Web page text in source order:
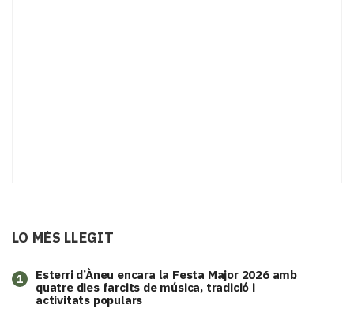
LO MÉS LLEGIT
1
Esterri d’Àneu encara la Festa Major 2026 amb
quatre dies farcits de música, tradició i
activitats populars